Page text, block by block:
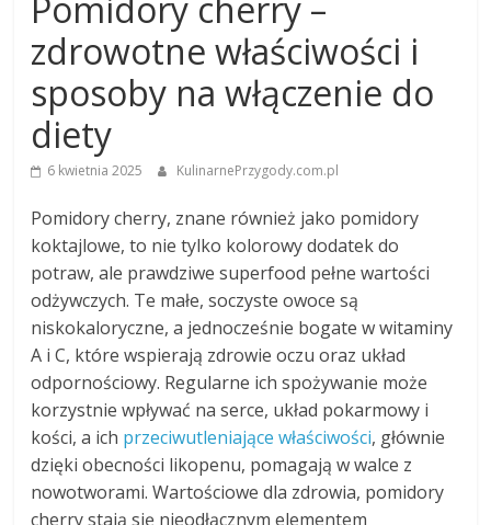
Pomidory cherry –
zdrowotne właściwości i
sposoby na włączenie do
diety
6 kwietnia 2025 KulinarnePrzygody.com.pl
Pomidory cherry, znane również jako pomidory
koktajlowe, to nie tylko kolorowy dodatek do
potraw, ale prawdziwe superfood pełne wartości
odżywczych. Te małe, soczyste owoce są
niskokaloryczne, a jednocześnie bogate w witaminy
A i C, które wspierają zdrowie oczu oraz układ
odpornościowy. Regularne ich spożywanie może
korzystnie wpływać na serce, układ pokarmowy i
kości, a ich przeciwutleniające właściwości, głównie
dzięki obecności likopenu, pomagają w walce z
nowotworami. Wartościowe dla zdrowia, pomidory
cherry stają się nieodłącznym elementem